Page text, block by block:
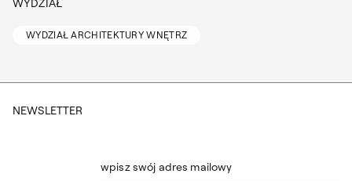
WYDZIAŁ
WYDZIAŁ ARCHITEKTURY WNĘTRZ
NEWSLETTER
wpisz swój adres mailowy